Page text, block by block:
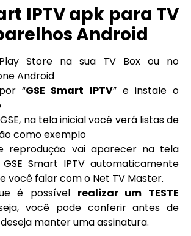
IPTV apk para TV
Android
Store na sua TV Box ou no
Android
“GSE Smart IPTV” e instale o
na tela inicial você verá listas de
como exemplo
reprodução vai aparecer na tela
Smart IPTV automaticamente
você falar com o Net TV Master.
é possível realizar um TESTE
você pode conferir antes de
manter uma assinatura.